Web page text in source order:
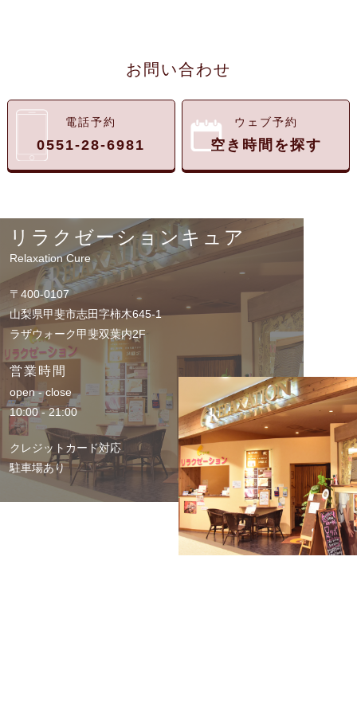
お問い合わせ
電話予約
0551-28-6981
ウェブ予約
空き時間を探す
リラクゼーションキュア
Relaxation Cure
〒400-0107
山梨県甲斐市志田字柿木645-1
ラザウォーク甲斐双葉内2F
営業時間
open - close
10:00 - 21:00
クレジットカード対応
駐車場あり